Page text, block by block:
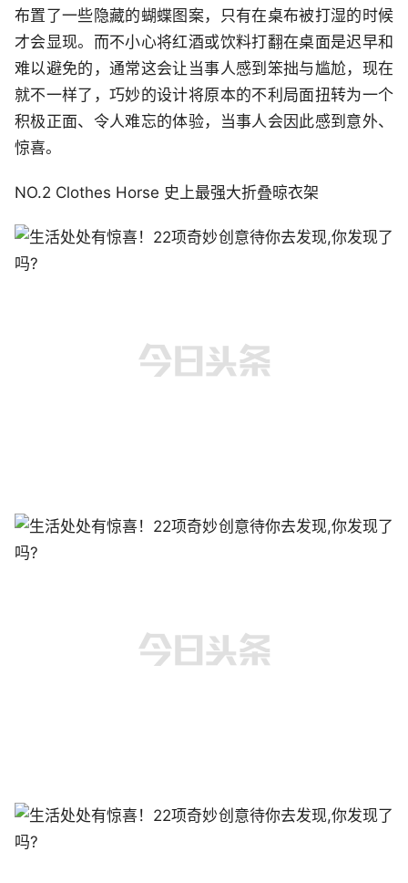
布置了一些隐藏的蝴蝶图案，只有在桌布被打湿的时候
才会显现。而不小心将红酒或饮料打翻在桌面是迟早和
难以避免的，通常这会让当事人感到笨拙与尴尬，现在
就不一样了，巧妙的设计将原本的不利局面扭转为一个
积极正面、令人难忘的体验，当事人会因此感到意外、
惊喜。
NO.2 Clothes Horse 史上最强大折叠晾衣架